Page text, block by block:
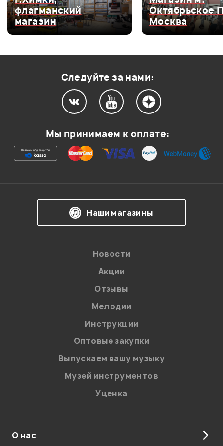
Оценка4
0
Оценка3
0
Ваша оценка:
на обработку персональных данных в
Политикой в отношении обработки
персональных данных.
Введите проверочное число:
Отправить
флагманский
магазин
Октябрьское
Москва
Следуйте за нами:
Мы принимаем к оплате:
Наши магазины
Новости
Акции
Отзывы
Мелодии
Инструкции
Оптовые закупки
Выпускаем вашу музыку
Музей инструментов
Уценка
О нас